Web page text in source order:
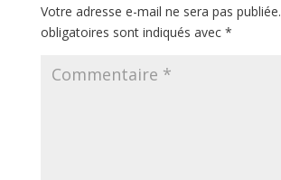
Votre adresse e-mail ne sera pas publiée.
obligatoires sont indiqués avec *